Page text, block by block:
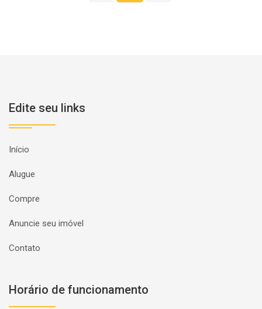
Edite seu links
Início
Alugue
Compre
Anuncie seu imóvel
Contato
Horário de funcionamento